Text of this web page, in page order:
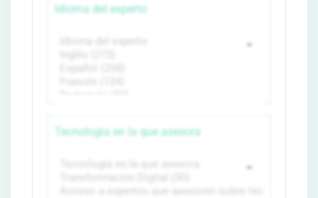
Idioma del experto
Tecnología en la que asesora